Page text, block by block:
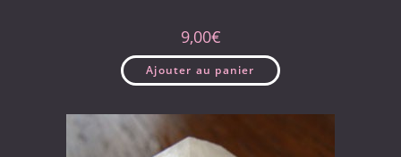
9,00€
Ajouter au panier